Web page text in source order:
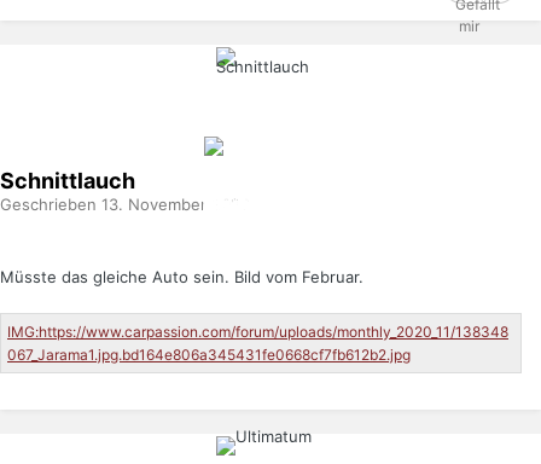
Schnittlauch
Geschrieben 13. November 2020
Müsste das gleiche Auto sein. Bild vom Februar.